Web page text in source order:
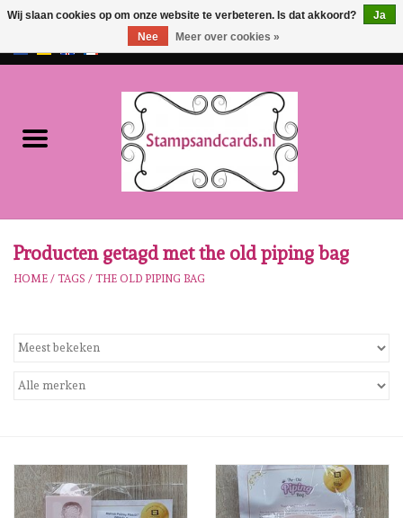
EUR/GBP
NIEUW!!
Onze Merken
Stempels
Producten getagd met the old piping bag
HOME / TAGS / THE OLD PIPING BAG
Wij slaan cookies op om onze website te verbeteren. Is dat akkoord?
Ja
Nee
Meer over cookies »